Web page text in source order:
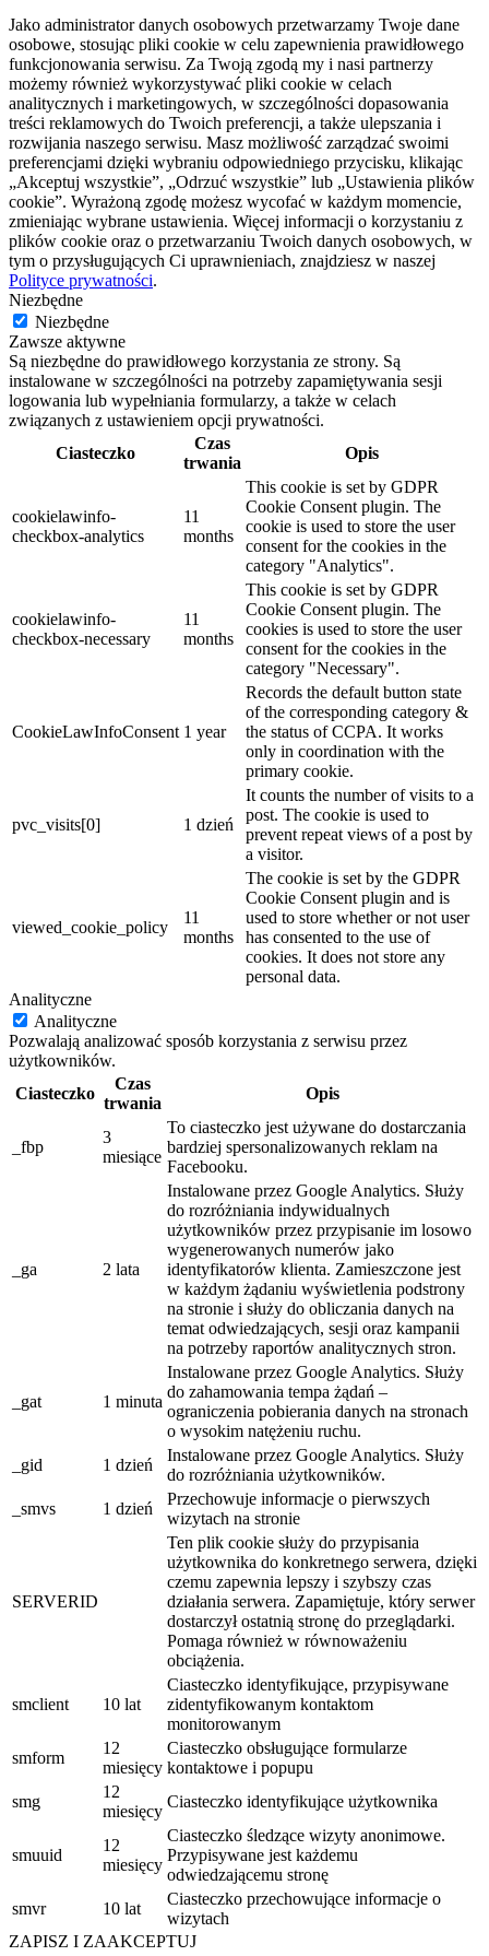
Jako administrator danych osobowych przetwarzamy Twoje dane
osobowe, stosując pliki cookie w celu zapewnienia prawidłowego
funkcjonowania serwisu. Za Twoją zgodą my i nasi partnerzy
możemy również wykorzystywać pliki cookie w celach
analitycznych i marketingowych, w szczególności dopasowania
treści reklamowych do Twoich preferencji, a także ulepszania i
rozwijania naszego serwisu. Masz możliwość zarządzać swoimi
preferencjami dzięki wybraniu odpowiedniego przycisku, klikając
„Akceptuj wszystkie”, „Odrzuć wszystkie” lub „Ustawienia plików
cookie”. Wyrażoną zgodę możesz wycofać w każdym momencie,
zmieniając wybrane ustawienia. Więcej informacji o korzystaniu z
plików cookie oraz o przetwarzaniu Twoich danych osobowych, w
tym o przysługujących Ci uprawnieniach, znajdziesz w naszej
Polityce prywatności.
Niezbędne
Niezbędne
Zawsze aktywne
Są niezbędne do prawidłowego korzystania ze strony. Są
instalowane w szczególności na potrzeby zapamiętywania sesji
logowania lub wypełniania formularzy, a także w celach
związanych z ustawieniem opcji prywatności.
Ciasteczko
Czas
trwania
Opis
cookielawinfo-
checkbox-analytics
11
months
This cookie is set by GDPR
Cookie Consent plugin. The
cookie is used to store the user
consent for the cookies in the
category "Analytics".
cookielawinfo-
checkbox-necessary
11
months
This cookie is set by GDPR
Cookie Consent plugin. The
cookies is used to store the user
consent for the cookies in the
category "Necessary".
CookieLawInfoConsent 1 year
Records the default button state
of the corresponding category &
the status of CCPA. It works
only in coordination with the
primary cookie.
pvc_visits[0] 1 dzień
It counts the number of visits to a
post. The cookie is used to
prevent repeat views of a post by
a visitor.
viewed_cookie_policy
11
months
The cookie is set by the GDPR
Cookie Consent plugin and is
used to store whether or not user
has consented to the use of
cookies. It does not store any
personal data.
Analityczne
Analityczne
Pozwalają analizować sposób korzystania z serwisu przez
użytkowników.
Ciasteczko
Czas
trwania
Opis
_fbp
3
miesiące
To ciasteczko jest używane do dostarczania
bardziej spersonalizowanych reklam na
Facebooku.
_ga 2 lata
Instalowane przez Google Analytics. Służy
do rozróżniania indywidualnych
użytkowników przez przypisanie im losowo
wygenerowanych numerów jako
identyfikatorów klienta. Zamieszczone jest
w każdym żądaniu wyświetlenia podstrony
na stronie i służy do obliczania danych na
temat odwiedzających, sesji oraz kampanii
na potrzeby raportów analitycznych stron.
_gat 1 minuta
Instalowane przez Google Analytics. Służy
do zahamowania tempa żądań –
ograniczenia pobierania danych na stronach
o wysokim natężeniu ruchu.
_gid
1 dzień
Instalowane przez Google Analytics. Służy
do rozróżniania użytkowników.
_smvs
1 dzień
Przechowuje informacje o pierwszych
wizytach na stronie
SERVERID
Ten plik cookie służy do przypisania
użytkownika do konkretnego serwera, dzięki
czemu zapewnia lepszy i szybszy czas
działania serwera. Zapamiętuje, który serwer
dostarczył ostatnią stronę do przeglądarki.
Pomaga również w równoważeniu
obciążenia.
smclient 10 lat
Ciasteczko identyfikujące, przypisywane
zidentyfikowanym kontaktom
monitorowanym
smform
12
miesięcy
Ciasteczko obsługujące formularze
kontaktowe i popupu
smg
12
miesięcy
Ciasteczko identyfikujące użytkownika
smuuid
12
miesięcy
Ciasteczko śledzące wizyty anonimowe.
Przypisywane jest każdemu
odwiedzającemu stronę
smvr
10 lat
Ciasteczko przechowujące informacje o
wizytach
ZAPISZ I ZAAKCEPTUJ